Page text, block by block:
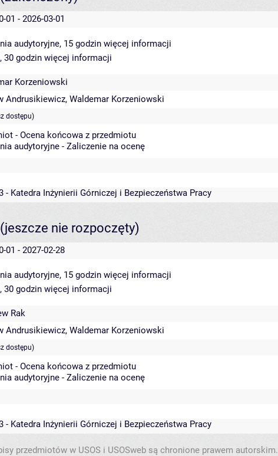
01 - 2026-03-01
audytoryjne, 15 godzin więcej informacji
30 godzin więcej informacji
Korzeniowski
Andrusikiewicz, Waldemar Korzeniowski
dostępu)
- Ocena końcowa z przedmiotu
audytoryjne - Zaliczenie na ocenę
- Katedra Inżynierii Górniczej i Bezpieczeństwa Pracy
(jeszcze nie rozpoczęty)
01 - 2027-02-28
audytoryjne, 15 godzin więcej informacji
30 godzin więcej informacji
Rak
Andrusikiewicz, Waldemar Korzeniowski
dostępu)
- Ocena końcowa z przedmiotu
audytoryjne - Zaliczenie na ocenę
- Katedra Inżynierii Górniczej i Bezpieczeństwa Pracy
przedmiotów w USOS i USOSweb są chronione prawem autorskim.